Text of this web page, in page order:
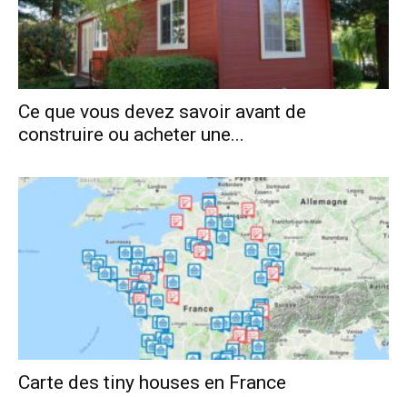
Ce que vous devez savoir avant de
construire ou acheter une...
Carte des tiny houses en France